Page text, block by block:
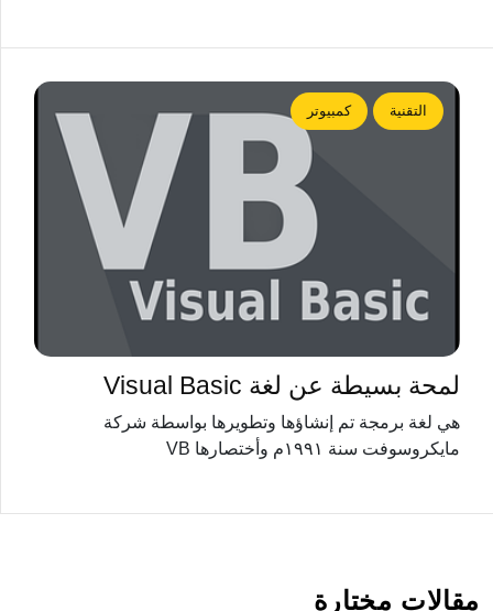
التقنية كمبيوتر
لمحة بسيطة عن لغة Visual Basic
هي لغة برمجة تم إنشاؤها وتطويرها بواسطة شركة
مايكروسوفت سنة ١٩٩١م وأختصارها VB
مقالات مختارة